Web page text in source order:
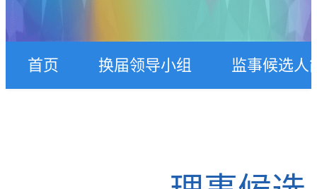
首页 换届领导小组 监事候选人